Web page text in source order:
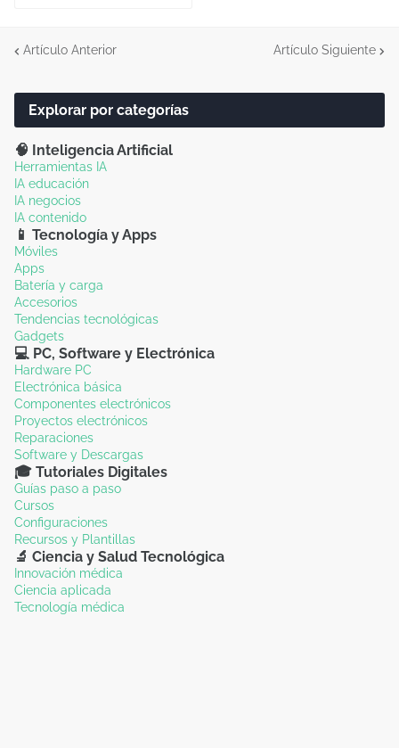
Artículo Anterior Artículo Siguiente
Explorar por categorías
🧠 Inteligencia Artificial
Herramientas IA
IA educación
IA negocios
IA contenido
📱 Tecnología y Apps
Móviles
Apps
Batería y carga
Accesorios
Tendencias tecnológicas
Gadgets
💻 PC, Software y Electrónica
Hardware PC
Electrónica básica
Componentes electrónicos
Proyectos electrónicos
Reparaciones
Software y Descargas
🎓 Tutoriales Digitales
Guías paso a paso
Cursos
Configuraciones
Recursos y Plantillas
🔬 Ciencia y Salud Tecnológica
Innovación médica
Ciencia aplicada
Tecnología médica